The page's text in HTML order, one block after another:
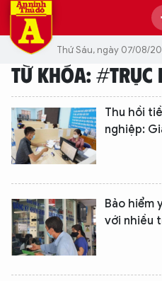
Thứ Sáu, ngày 07/08/
TỪ KHÓA: #TRỤC
Thu hồi
nghiệp:
Bảo hiểm
với nhiều